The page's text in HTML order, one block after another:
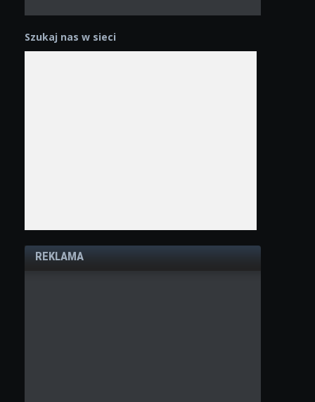
Szukaj nas w sieci
REKLAMA